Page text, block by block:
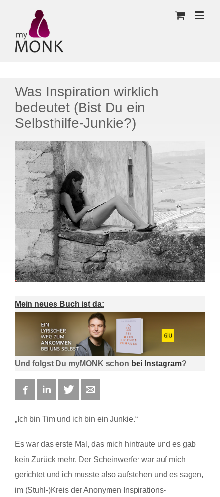
Was Inspiration wirklich
bedeutet (Bist Du ein
Selbsthilfe-Junkie?)
Mein neues Buch ist da:
Und folgst Du myMONK schon bei Instagram?
FacebookLinkedIn Twitter
„Ich bin Tim und ich bin ein Junkie.“
Es war das erste Mal, das mich hintraute und es gab
kein Zurück mehr. Der Scheinwerfer war auf mich
gerichtet und ich musste also aufstehen und es sagen,
im (Stuhl-)Kreis der Anonymen Inspirations-